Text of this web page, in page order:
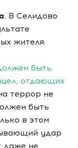
. В Селидово
жителя.
быть
отдающих
террор не
быть
в этом
удар
даже не